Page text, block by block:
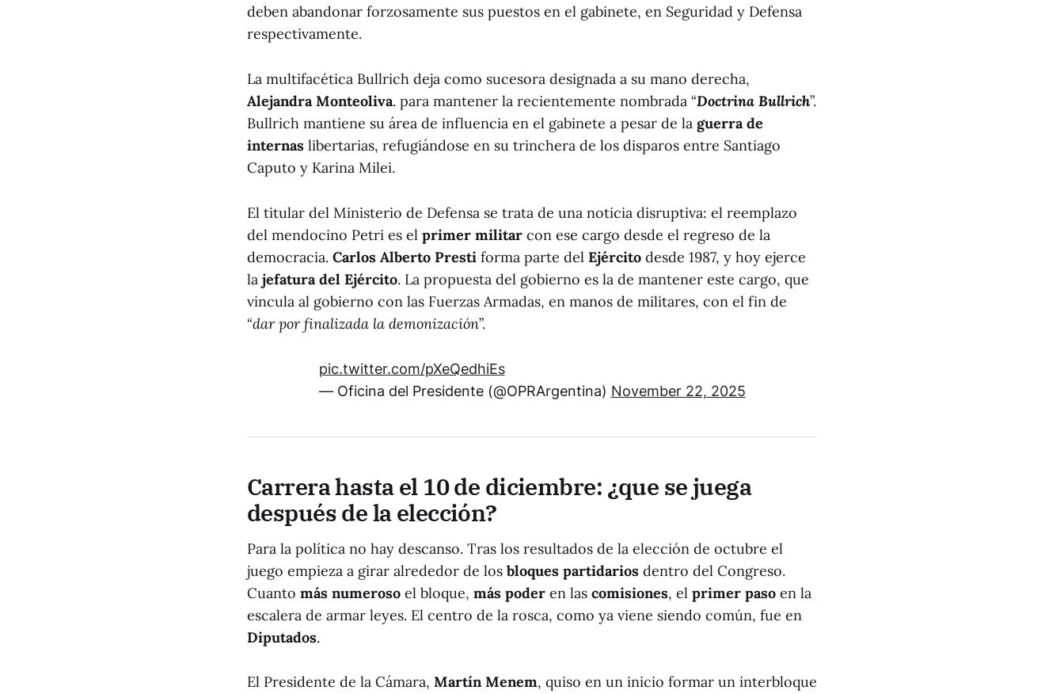
deben abandonar forzosamente sus puestos en el gabinete, en Seguridad y Defensa
respectivamente.
La multifacética Bullrich deja como sucesora designada a su mano derecha,
Alejandra Monteoliva. para mantener la recientemente nombrada “Doctrina Bullrich”.
Bullrich mantiene su área de influencia en el gabinete a pesar de la guerra de
internas libertarias, refugiándose en su trinchera de los disparos entre Santiago
Caputo y Karina Milei.
El titular del Ministerio de Defensa se trata de una noticia disruptiva: el reemplazo
del mendocino Petri es el primer militar con ese cargo desde el regreso de la
democracia. Carlos Alberto Presti forma parte del Ejército desde 1987, y hoy ejerce
la jefatura del Ejército. La propuesta del gobierno es la de mantener este cargo, que
vincula al gobierno con las Fuerzas Armadas, en manos de militares, con el fin de
“dar por finalizada la demonización”.
pic.twitter.com/pXeQedhiEs
— Oficina del Presidente (@OPRArgentina) November 22, 2025
Carrera hasta el 10 de diciembre: ¿que se juega
después de la elección?
Para la política no hay descanso. Tras los resultados de la elección de octubre el
juego empieza a girar alrededor de los bloques partidarios dentro del Congreso.
Cuanto más numeroso el bloque, más poder en las comisiones, el primer paso en la
escalera de armar leyes. El centro de la rosca, como ya viene siendo común, fue en
Diputados.
El Presidente de la Cámara, Martín Menem, quiso en un inicio formar un interbloque